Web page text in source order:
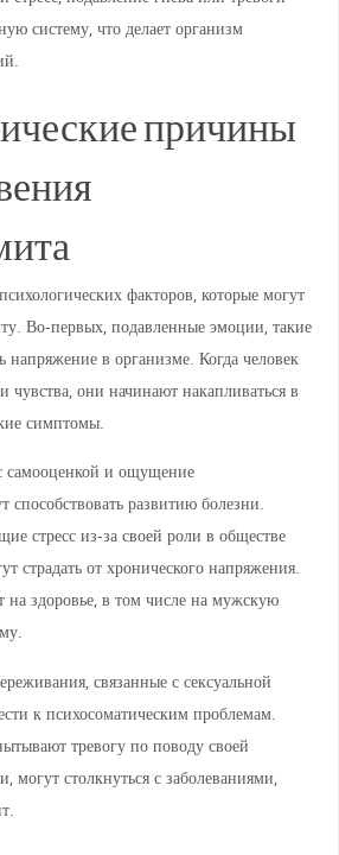
систему, что делает организм
причины
факторов, которые могут
Во-первых, подавленные эмоции, такие
напряжение в организме. Когда человек
чувства, они начинают накапливаться в
симптомы.
самооценкой и ощущение
способствовать развитию болезни.
стресс из-за своей роли в обществе
страдать от хронического напряжения.
на здоровье, в том числе на мужскую
связанные с сексуальной
к психосоматическим проблемам.
тревогу по поводу своей
могут столкнуться с заболеваниями,